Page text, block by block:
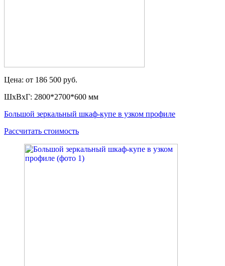
Цена: от 186 500 руб.
ШxВxГ: 2800*2700*600 мм
Большой зеркальный шкаф-купе в узком профиле
Рассчитать стоимость